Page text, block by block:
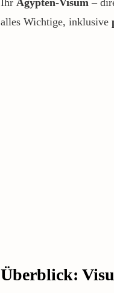
Ihr Ägypten-Visum –
alles Wichtige, inklusive
Überblick: